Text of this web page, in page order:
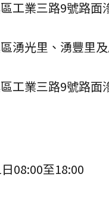
工業三路9號路面
湧光里、湧豐里
工業三路9號路面
08:00至18:00